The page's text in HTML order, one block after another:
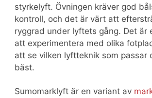
styrkelyft. Övningen kräver god
kontroll, och det är värt att
ryggrad under lyftets gång. Det är
att experimentera med olika
att se vilken lyftteknik som passar
bäst.
Sumomarklyft är en variant av